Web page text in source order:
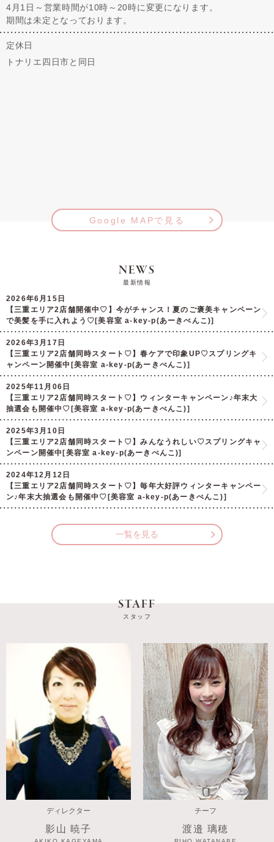
4月1日～営業時間が10時～20時に変更になります。
期間は未定となっております。
定休日
トナリエ四日市と同日
Google MAPで見る
NEWS
最新情報
2026年6月15日
【三重エリア2店舗開催中♡】今がチャンス！夏のご褒美キャンペーン
で美髪を手に入れよう♡[美容室 a-key-p(あーきぺんこ)]
2026年3月17日
【三重エリア2店舗同時スタート♡】春ケアで印象UP♡スプリングキ
ャンペーン開催中[美容室 a-key-p(あーきぺんこ)]
2025年11月06日
【三重エリア2店舗同時スタート♡】ウィンターキャンペーン♪年末大
抽選会も開催中♡[美容室 a-key-p(あーきぺんこ)]
2025年3月10日
【三重エリア2店舗同時スタート♡】みんなうれしい♡スプリングキャ
ンペーン開催中[美容室 a-key-p(あーきぺんこ)]
2024年12月12日
【三重エリア2店舗同時スタート♡】毎年大好評ウィンターキャンペー
ン♪年末大抽選会も開催中♡[美容室 a-key-p(あーきぺんこ)]
一覧を見る
STAFF
スタッフ
ディレクター
影山 暁子
チーフ
渡邉 璃穂